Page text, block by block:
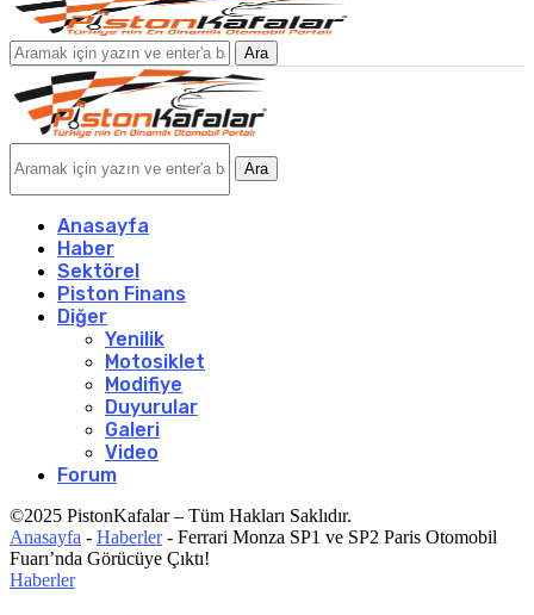
Ara
Ara
Anasayfa
Haber
Sektörel
Piston Finans
Diğer
Yenilik
Motosiklet
Modifiye
Duyurular
Galeri
Video
Forum
©2025 PistonKafalar – Tüm Hakları Saklıdır.
Anasayfa - Haberler- Ferrari Monza SP1 ve SP2 Paris Otomobil
Fuarı’nda Görücüye Çıktı!
Haberler